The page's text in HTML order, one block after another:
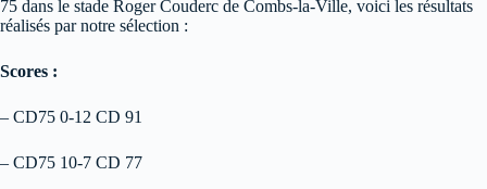
75 dans le stade Roger Couderc de Combs-la-Ville, voici les résultats
réalisés par notre sélection :
Scores :
– CD75 0-12 CD 91
– CD75 10-7 CD 77